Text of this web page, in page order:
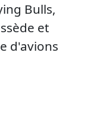
Bulls,
et
d'avions